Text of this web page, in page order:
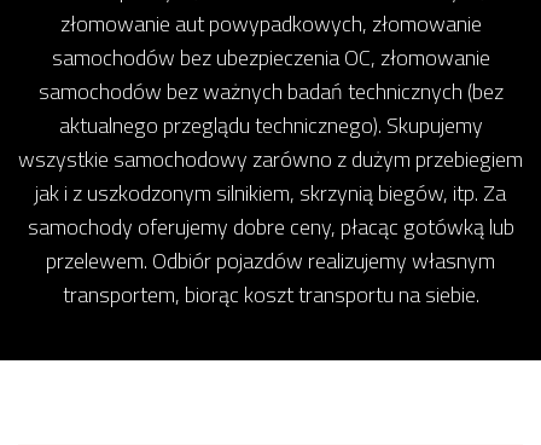
złomowanie aut powypadkowych, złomowanie
samochodów bez ubezpieczenia OC, złomowanie
samochodów bez ważnych badań technicznych (bez
aktualnego przeglądu technicznego). Skupujemy
wszystkie samochodowy zarówno z dużym przebiegiem
jak i z uszkodzonym silnikiem, skrzynią biegów, itp. Za
samochody oferujemy dobre ceny, płacąc gotówką lub
przelewem. Odbiór pojazdów realizujemy własnym
transportem, biorąc koszt transportu na siebie.